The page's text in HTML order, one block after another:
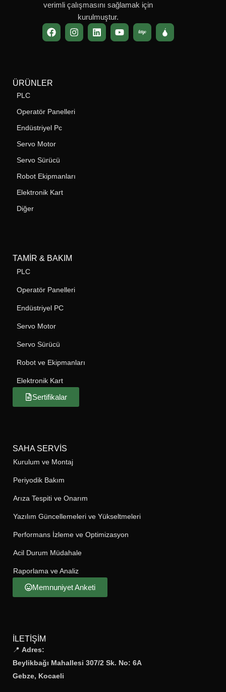
verimli çalışmasını sağlamak için
kurulmuştur.
ÜRÜNLER
PLC
Operatör Panelleri
Endüstriyel Pc
Servo Motor
Servo Sürücü
Robot Ekipmanları
Elektronik Kart
Diğer
TAMIR & BAKIM
PLC
Operatör Panelleri
Endüstriyel PC
Servo Motor
Servo Sürücü
Robot ve Ekipmanları
Elektronik Kart
Sertifikalar
SAHA SERVIS
Kurulum ve Montaj
Periyodik Bakım
Arıza Tespiti ve Onarım
Yazılım Güncellemeleri ve Yükseltmeleri
Performans İzleme ve Optimizasyon
Acil Durum Müdahale
Raporlama ve Analiz
Memnuniyet Anketi
İLETIŞIM
📍 Adres:
Beylikbağı Mahallesi 307/2 Sk. No: 6A
Gebze, Kocaeli